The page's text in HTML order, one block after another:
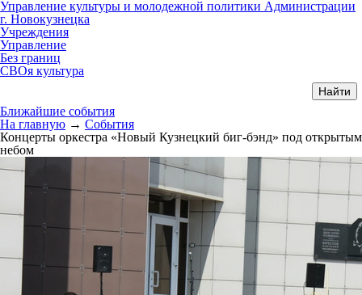
Управление культуры и молодежной политики Администрации
г. Новокузнецка
Учреждения
Управление
Без границ
СВОя культура
Ближайшие события
На главную → События
Концерты оркестра «Новый Кузнецкий биг-бэнд» под открытым
небом